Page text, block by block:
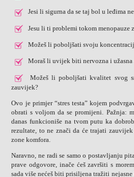
Jesi li sigurna da se taj bol u leđima
Jesu li ti problemi tokom menopauze
Možeš li poboljšati svoju
Moraš li uvijek biti nervozna i užasna
Možeš li poboljšati kvalitet svog
zauvijek?
Ovo je primjer “stres testa” kojem
obrati s voljom da se promijeni. Pažnja:
danas funkcioniše na tvom putu ka
rezultate, to ne znači da će trajati
zone komfora.
Naravno, ne radi se samo o postavljanju
prave odgovore, inače ćeš završiti s
sada više nećeš biti prisiljena tražiti